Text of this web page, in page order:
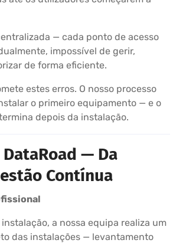
— cada ponto de acesso
impossível de gerir,
de forma eficiente.
estes erros. O nosso processo
o primeiro equipamento — e o
depois da instalação.
DataRoad — Da
Contínua
a nossa equipa realiza um
das instalações — levantamento